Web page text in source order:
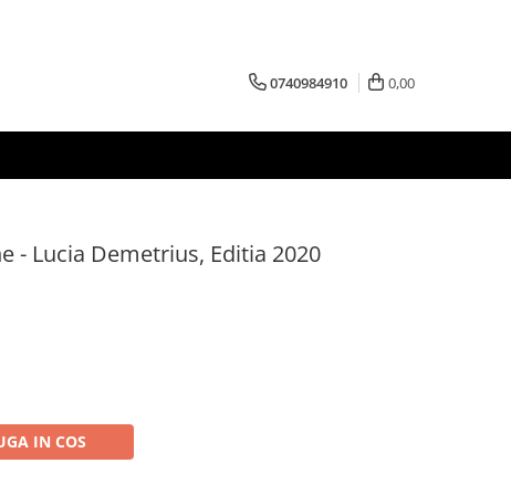
0740984910 0,00
- Lucia Demetrius, Editia 2020
IN COS